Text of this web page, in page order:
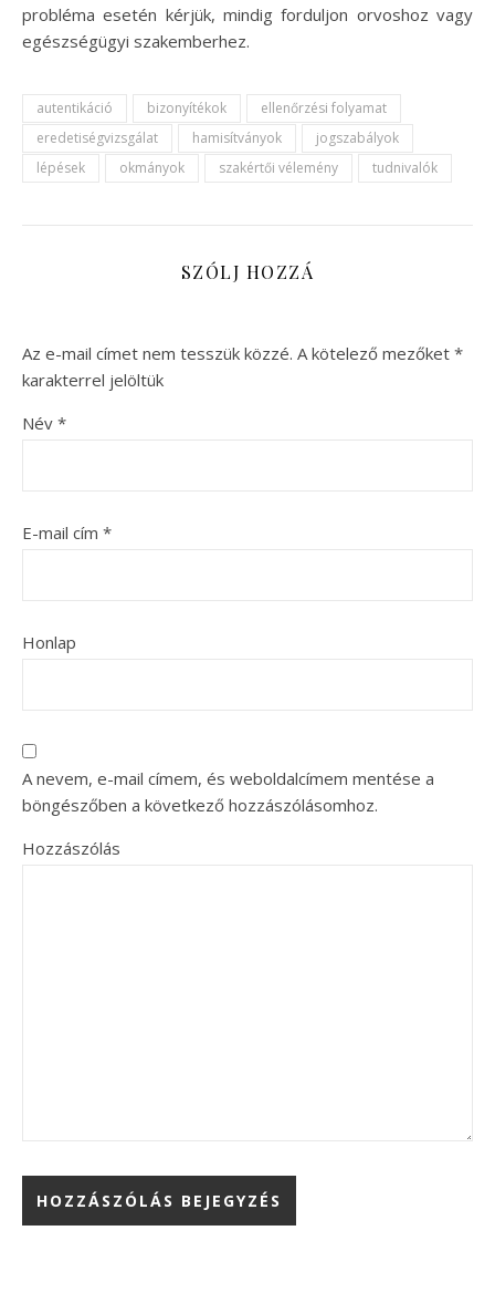
probléma esetén kérjük, mindig forduljon orvoshoz vagy
egészségügyi szakemberhez.
autentikáció bizonyítékok
ellenőrzési folyamat
eredetiségvizsgálat
hamisítványok
jogszabályok
lépések
okmányok szakértői vélemény tudnivalók
SZÓLJ HOZZÁ
Az e-mail címet nem tesszük közzé. A kötelező mezőket *
karakterrel jelöltük
Név *
E-mail cím *
Honlap
A nevem, e-mail címem, és weboldalcímem mentése a
böngészőben a következő hozzászólásomhoz.
Hozzászólás